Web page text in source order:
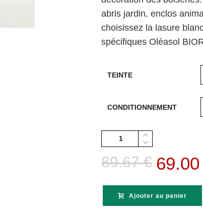
abris jardin, enclos
choisissez la lasure
spécifiques Oléasol
TEINTE
CONDITIONNEMENT
Quantité
89.67€ Le
initial
69.00
Ajouter au panier